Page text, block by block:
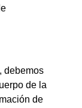
debemos
de la
de